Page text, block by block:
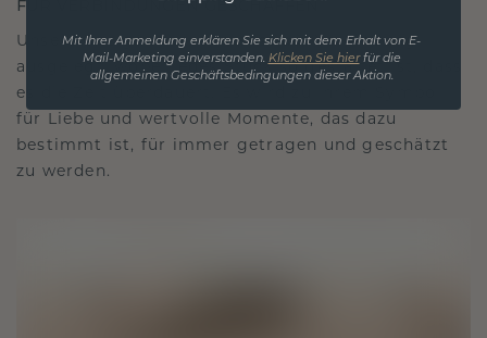
FÜR VERBINDUNGEN GESCHAFFEN
Unsere Designphilosophie ist auf Verbindung
ausgelegt, wobei jedes Stück so gestaltet ist, dass
es die Zeit überdauert. Es wird zu Ihrem Symbol
für Liebe und wertvolle Momente, das dazu
bestimmt ist, für immer getragen und geschätzt
zu werden.
Mit Ihrer Anmeldung erklären Sie sich mit dem Erhalt von E-
Mail-Marketing einverstanden. Klicken Sie hierfür die
allgemeinen Geschäftsbedingungen dieser Aktion.